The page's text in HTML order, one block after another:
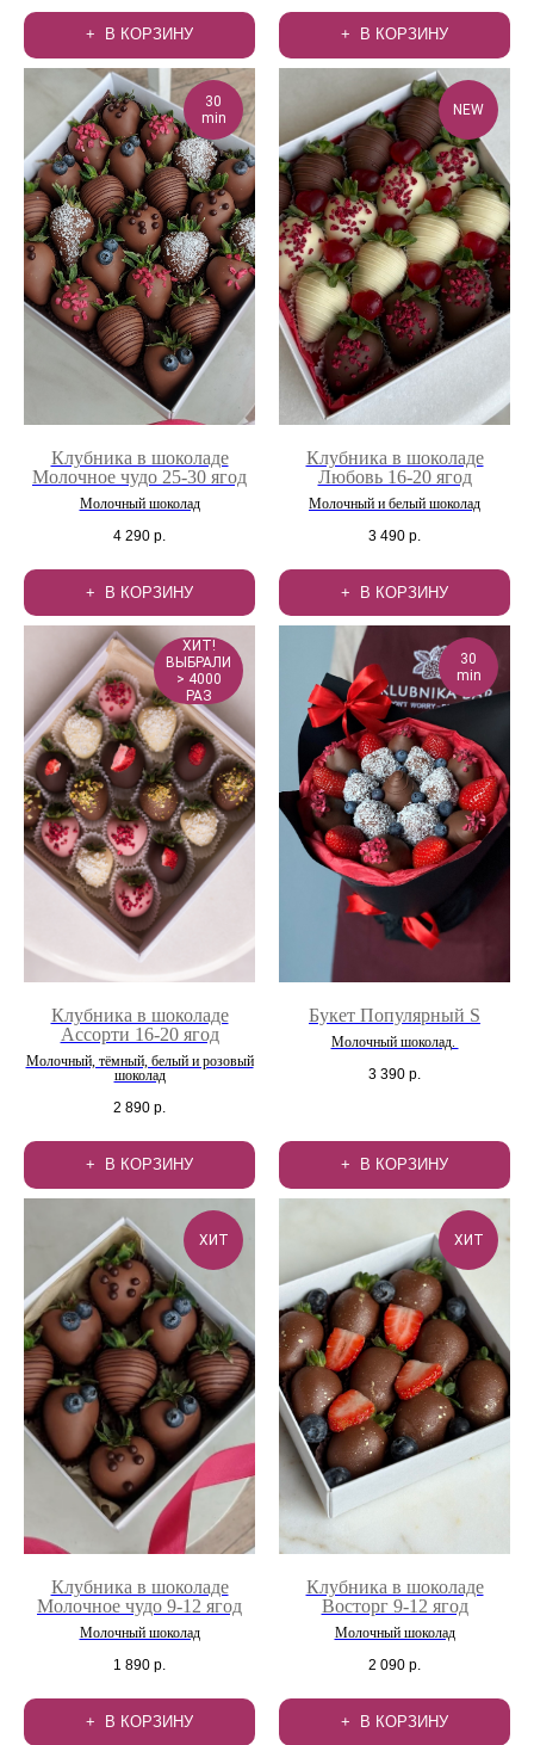
В КОРЗИНУ В КОРЗИНУ
30
min
Клубника в шоколаде
Молочное чудо 25-30 ягод
Молочный шоколад
4 290 р.
В КОРЗИНУ
NEW
Клубника в шоколаде
Любовь 16-20 ягод
Молочный и белый шоколад
3 490 р.
В КОРЗИНУ
ХИТ!
ВЫБРАЛИ
> 4000
РАЗ
Клубника в шоколаде
Ассорти 16-20 ягод
Молочный, тёмный, белый и розовый
шоколад
2 890 р.
В КОРЗИНУ
30
min
Букет Популярный S
Молочный шоколад.
3 390 р.
В КОРЗИНУ
ХИТ
Клубника в шоколаде
Молочное чудо 9-12 ягод
Молочный шоколад
1 890 р.
В КОРЗИНУ
ХИТ
Клубника в шоколаде
Восторг 9-12 ягод
Молочный шоколад
2 090 р.
В КОРЗИНУ